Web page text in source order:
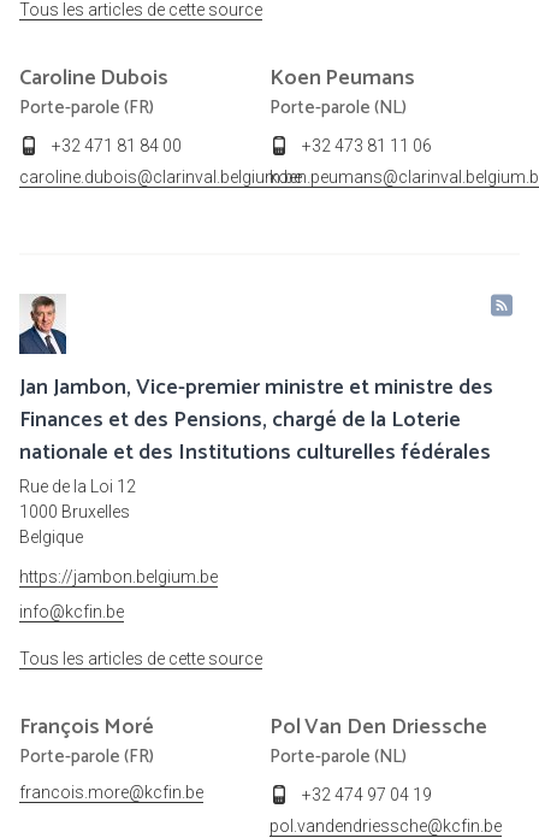
Tous les articles de cette source
Caroline Dubois
Porte-parole (FR)
+32 471 81 84 00
caroline.dubois@clarinval.belgium.be
Koen Peumans
Porte-parole (NL)
+32 473 81 11 06
Jan Jambon, Vice-premier ministre et ministre des
Finances et des Pensions, chargé de la Loterie
nationale et des Institutions culturelles fédérales
Rue de la Loi 12
1000 Bruxelles
Belgique
https://jambon.belgium.be
info@kcfin.be
Tous les articles de cette source
François Moré
Porte-parole (FR)
francois.more@kcfin.be
PolVan Den Driessche
Porte-parole (NL)
+32 474 97 04 19
pol.vandendriessche@kcfin.be